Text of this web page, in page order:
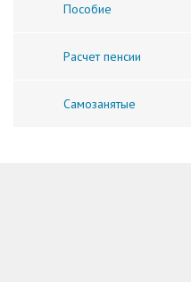
Пособие
Расчет пенсии
Самозанятые